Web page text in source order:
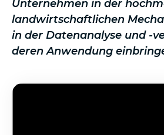
Unternehmen in der
landwirtschaftlichen
in der Datenanalyse und -
deren Anwendung